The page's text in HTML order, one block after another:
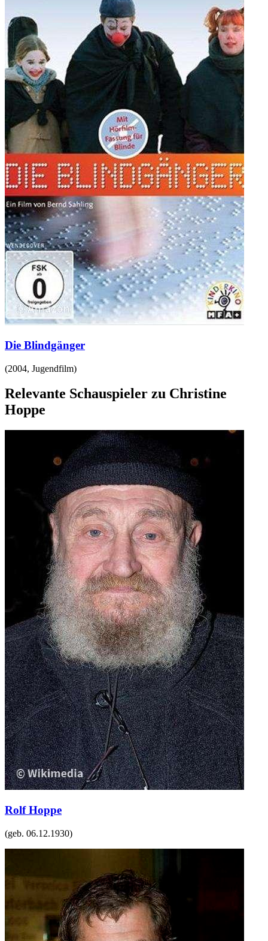
Die Blindgänger
(2004, Jugendfilm)
Relevante Schauspieler zu Christine
Hoppe
Rolf Hoppe
(geb. 06.12.1930)